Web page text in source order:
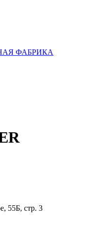
ФАБРИКА
55Б, стр. 3